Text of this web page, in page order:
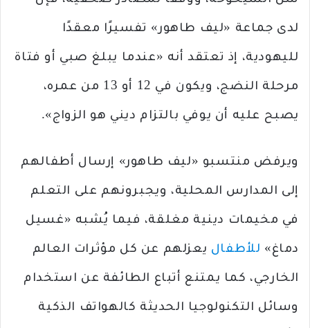
لدى جماعة «ليف طاهور» تفسيرًا معقدًا
لليهودية، إذ تعتقد أنه «عندما يبلغ صبي أو فتاة
مرحلة النضج، ويكون في 12 أو 13 من عمره،
يصبح عليه أن يوفي بالتزام ديني هو الزواج».
ويرفض منتسبو «ليف طاهور» إرسال أطفالهم
إلى المدارس المحلية، ويجبرونهم على التعلم
في مخيمات دينية مغلقة، فيما يُشبه «غسيل
دماغ» للأطفال يعزلهم عن كل مؤثرات العالم
الخارجي، كما يمتنع أتباع الطائفة عن استخدام
وسائل التكنولوجيا الحديثة كالهواتف الذكية